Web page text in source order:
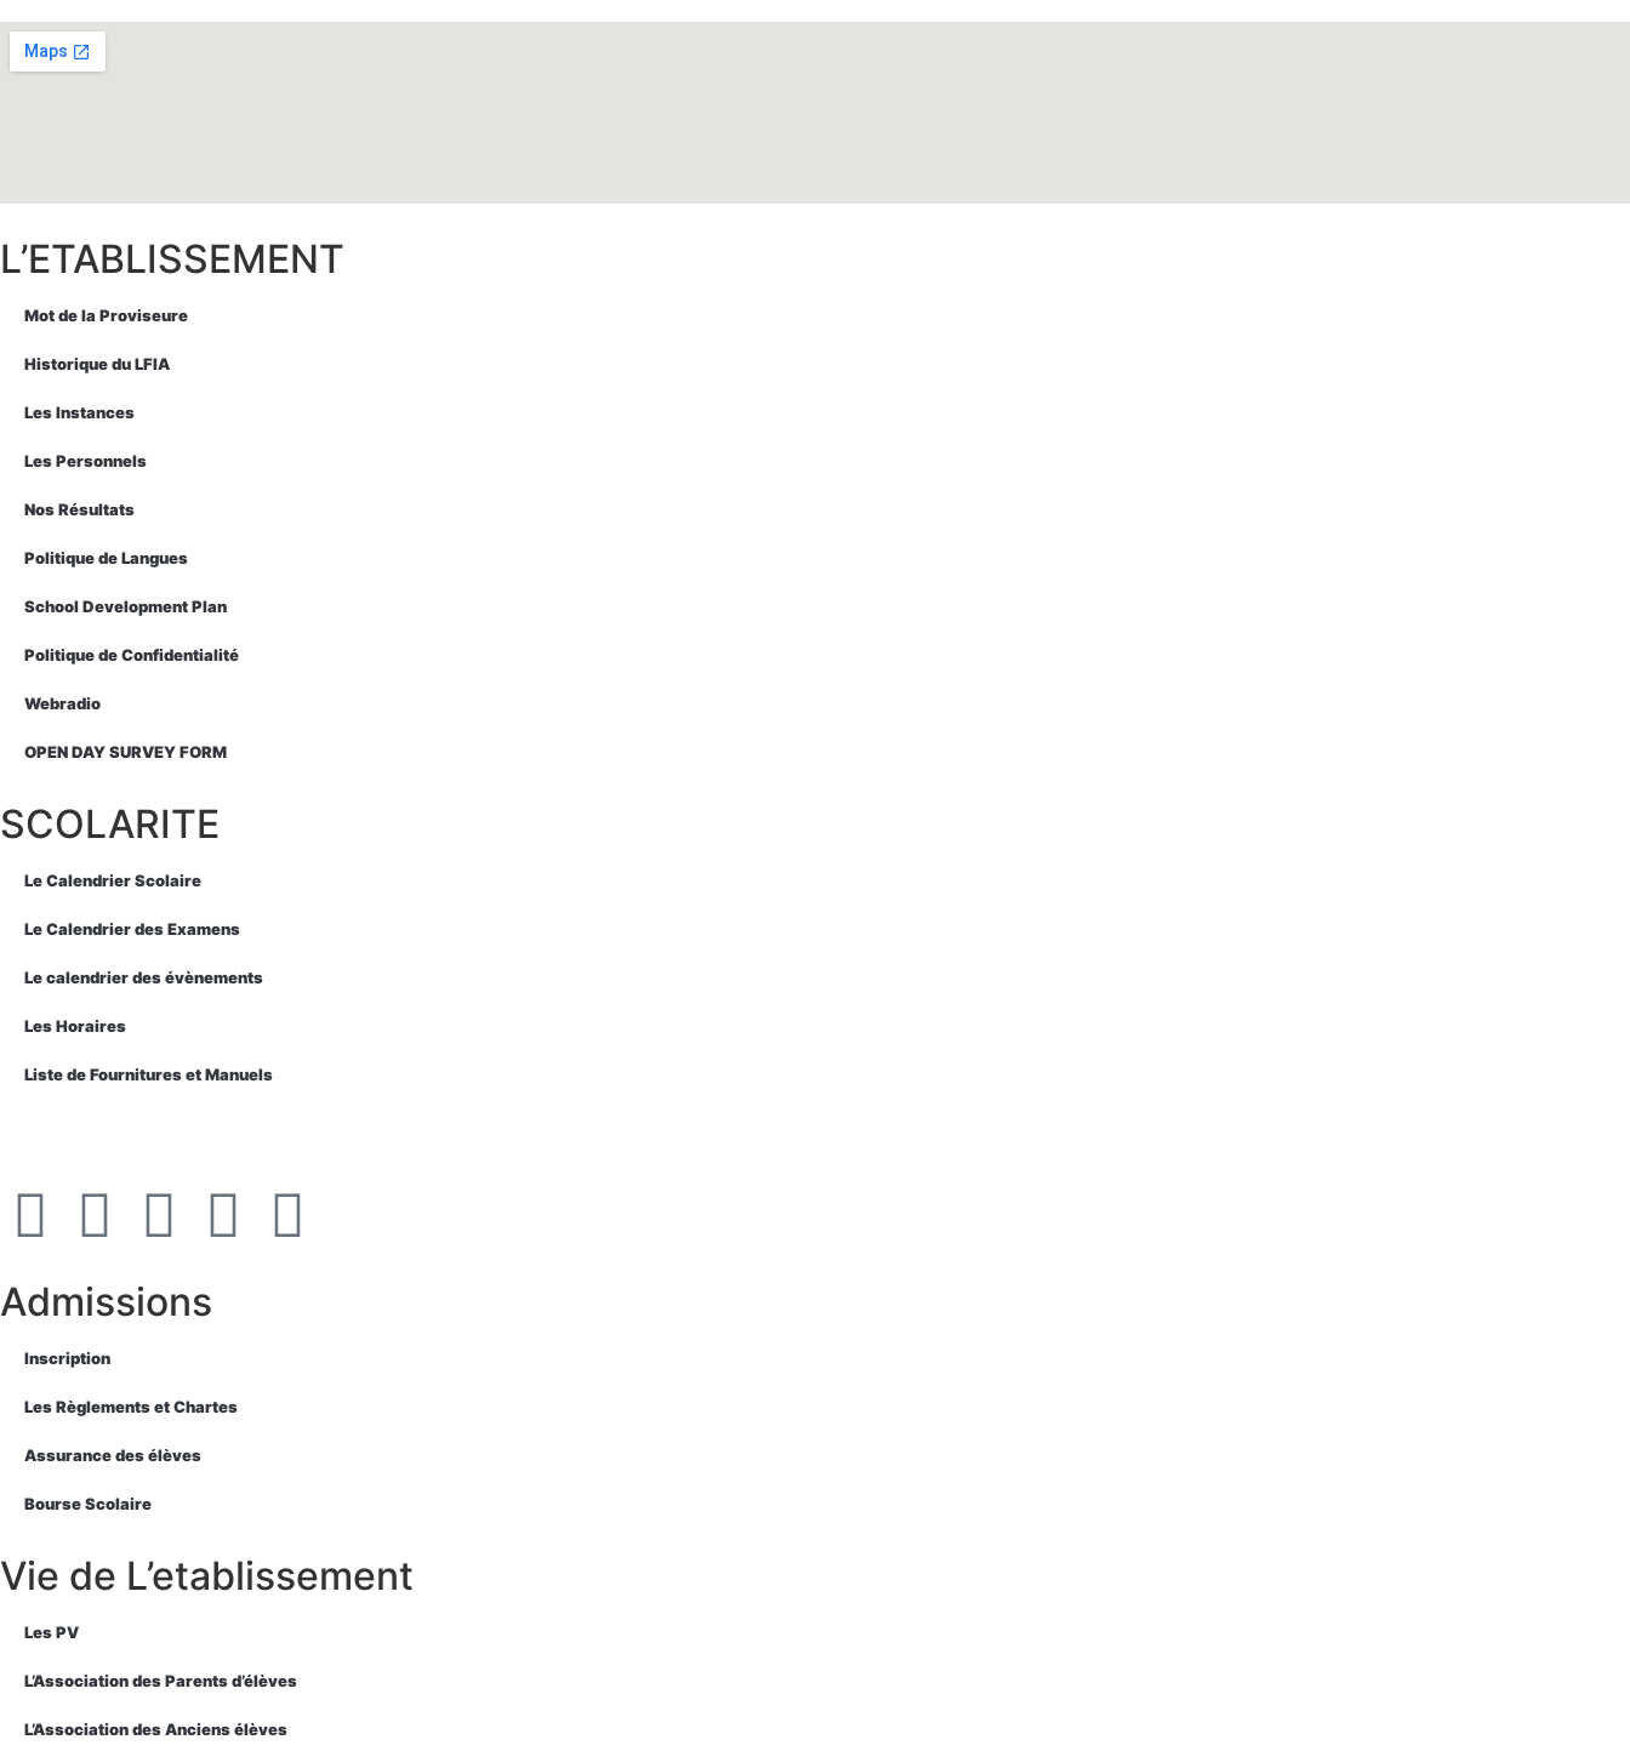
L’ETABLISSEMENT
Mot de la Proviseure
Historique du LFIA
Les Instances
Les Personnels
Nos Résultats
Politique de Langues
School Development Plan
Politique de Confidentialité
Webradio
OPEN DAY SURVEY FORM
SCOLARITE
Le Calendrier Scolaire
Le Calendrier des Examens
Le calendrier des évènements
Les Horaires
Liste de Fournitures et Manuels
Admissions
Inscription
Les Règlements et Chartes
Assurance des élèves
Bourse Scolaire
Vie de L’etablissement
Les PV
L’Association des Parents d’élèves
L’Association des Anciens élèves